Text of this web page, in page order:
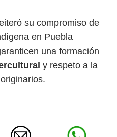
su compromiso de
en Puebla
una formación
y respeto a la